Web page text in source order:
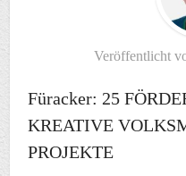
Veröffentlicht
Füracker: 25
KREATIVE
PROJEKTE